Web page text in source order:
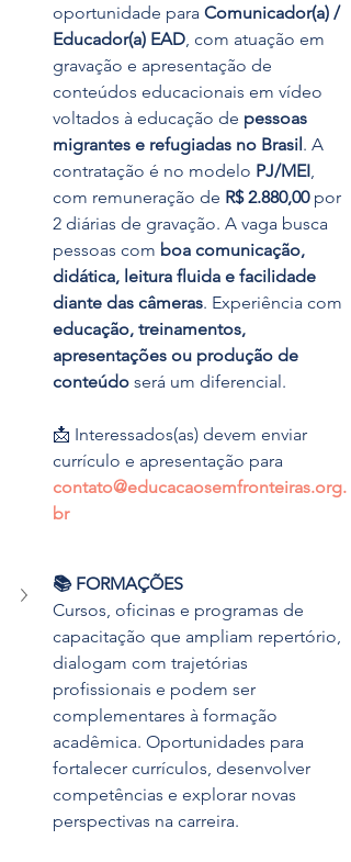
oportunidade para Comunicador(a) /
Educador(a) EAD , com atuação em
gravação e apresentação de
conteúdos educacionais em vídeo
voltados à educação de pessoas
migrantes e refugiadas no Brasil. A
contratação é no modelo PJ/MEI
com remuneração de R$ 2.880,00 por
2 diárias de gravação. A vaga busca
pessoas com boa comunicação,
didática, leitura fluida e facilidade
diante das câmeras. Experiência com
educação, treinamentos,
apresentações ou produção de
conteúdo será um diferencial.
📩 Interessados(as) devem enviar
currículo e apresentação para
contato@educacaosemfronteiras.org.
br
📚 FORMAÇÕES
Cursos, oficinas e programas de
capacitação que ampliam repertório,
dialogam com trajetórias
profissionais e podem ser
complementares à formação
acadêmica. Oportunidades para
fortalecer currículos, desenvolver
competências e explorar novas
perspectivas na carreira.